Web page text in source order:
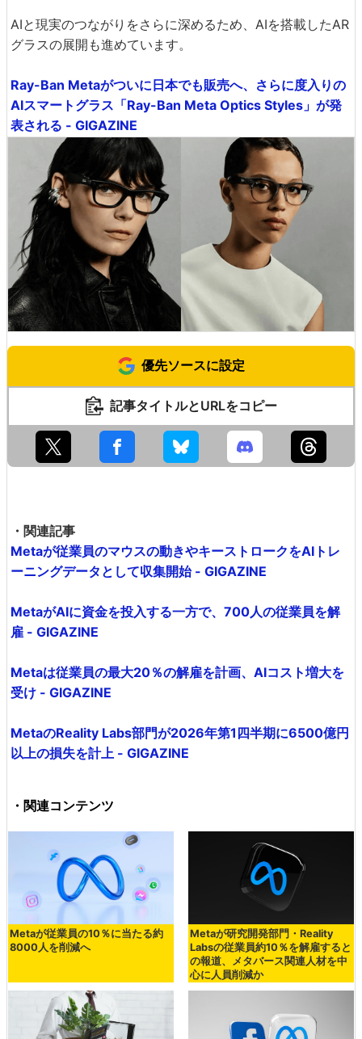
AIと現実のつながりをさらに深めるため、AIを搭載したAR
グラスの展開も進めています。
Ray-Ban Metaがついに日本でも販売へ、さらに度入りの
AIスマートグラス「Ray-Ban Meta Optics Styles」が発
表される - GIGAZINE
優先ソースに設定
記事タイトルとURLをコピー
・関連記事
Metaが従業員のマウスの動きやキーストロークをAIトレ
ーニングデータとして収集開始 - GIGAZINE
MetaがAIに資金を投入する一方で、700人の従業員を解
雇 - GIGAZINE
Metaは従業員の最大20％の解雇を計画、AIコスト増大を
受け - GIGAZINE
MetaのReality Labs部門が2026年第1四半期に6500億円
以上の損失を計上 - GIGAZINE
・関連コンテンツ
Metaが従業員の10％に当たる約
8000人を削減へ
Metaが研究開発部門・Reality
Labsの従業員約10％を解雇すると
の報道、メタバース関連人材を中
心に人員削減か